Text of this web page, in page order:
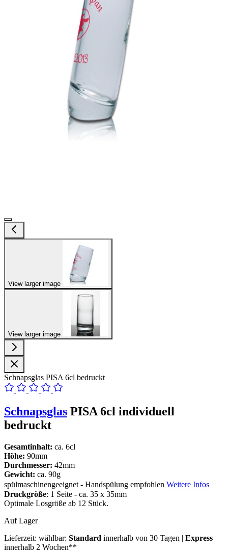
View larger image
View larger image
Schnapsglas PISA 6cl bedruckt
Schnapsglas PISA 6cl individuell
bedruckt
Gesamtinhalt: ca. 6cl
Höhe: 90mm
Durchmesser: 42mm
Gewicht: ca. 90g
spülmaschinengeeignet - Handspülung empfohlen Weitere Infos
Druckgröße: 1 Seite - ca. 35 x 35mm
Optimale Losgröße ab 12 Stück.
Auf Lager
Lieferzeit: wählbar: Standard innerhalb von 30 Tagen | Express
innerhalb 2 Wochen**